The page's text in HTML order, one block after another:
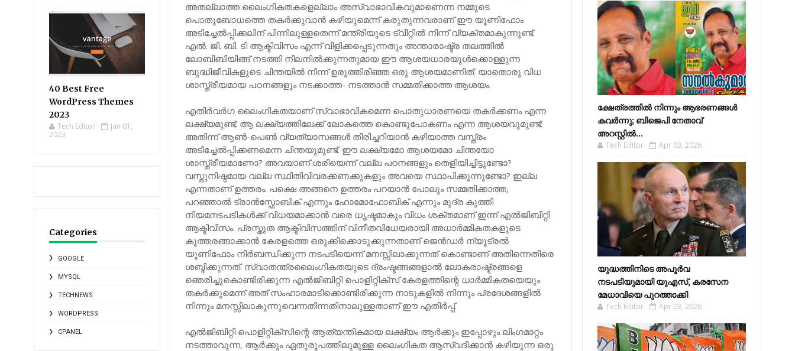
40 Best Free
WordPress Themes
2023
Tech Editor
Jan 01,
2023
Categories
GOOGLE
MYSQL
TECHNEWS
WORDPRESS
CPANEL
അതല്ലാത്ത ലൈംഗികതകളെല്ലാം അസ്വാഭാവികവുമാണെന്ന നമ്മുടെ
പൊതുബോധത്തെ തകര്‍ക്കുവാന്‍ കഴിയുമെന്ന് കരുതുന്നവരാണ് ഈ യൂണിഫോം
അടിച്ചേല്‍പ്പിക്കലിന് പിന്നിലുള്ളതെന്ന് മന്ത്രിയുടെ ട്വീറ്റില്‍ നിന്ന് വ്യക്തമാകുന്നുണ്ട്.
എല്‍. ജി. ബി. ടി ആക്ടിവിസം എന്ന് വിളിക്കപ്പെടുന്നതും അന്താരാഷ്ട്ര തലത്തില്‍
ലോബിബിയിങ്ങ് നടത്തി നിലനില്‍ക്കുന്നതുമായ ഈ ആശയധാരയുള്‍ക്കൊള്ളുന്ന
ബുദ്ധിജീവികളുടെ ചിന്തയില്‍ നിന്ന് ഉരുത്തിരിഞ്ഞ ഒരു ആശയമാണിത്. യാതൊരു വിധ
ശാസ്ത്രീയമായ പഠനങ്ങളും നടക്കാത്ത- നടത്താന്‍ സമ്മതിക്കാത്ത ആശയം.
എതിര്‍വര്‍ഗ ലൈംഗികതയാണ് സ്വാഭാവികമെന്ന പൊതുധാരണയെ തകര്‍ക്കണം എന്ന
ലക്ഷ്യമുണ്ട്; ആ ലക്ഷ്യത്തിലേക്ക് ലോകത്തെ കൊണ്ടുപോകണം എന്ന ആശയവുമുണ്ട്;
അതിന്ന് ആണ്‍-പെണ്‍ വ്യത്യാസങ്ങള്‍ തിരിച്ചറിയാന്‍ കഴിയാത്ത വസ്ത്രം
അടിച്ചേല്‍പ്പിക്കണമെന്ന ചിന്തയുമുണ്ട്. ഈ ലക്ഷ്യമോ ആശയമോ ചിന്തയോ
ശാസ്ത്രീയമാണോ? അവയാണ് ശരിയെന്ന് വല്ല പഠനങ്ങളും തെളിയിച്ചിട്ടുണ്ടോ?
വസ്തുനിഷ്ഠമായ വല്ല സ്ഥിതിവിവരക്കണക്കുകളും അവയെ സ്ഥാപിക്കുന്നുണ്ടോ? ഇല്ല
എന്നതാണ് ഉത്തരം. പക്ഷെ അങ്ങനെ ഉത്തരം പറയാന്‍ പോലും സമ്മതിക്കാത്ത,
പറഞ്ഞാല്‍ ട്രാന്‍സ്ഫോബിക് എന്നും ഹോമോഫോബിക് എന്നും മുദ്ര കുത്തി
നിയമനടപടികള്‍ക്ക് വിധയമാക്കാന്‍ വരെ ധൃഷ്ടമാകും വിധം ശക്തമാണ് ഇന്ന് എല്‍ജിബിറ്റി
ആക്ടിവിസം. പ്രസ്തുത ആക്ടിവിസത്തിന് വിനീതവിധേയരായി അധാര്‍മ്മികതകളുടെ
കൂത്തരങ്ങാക്കാന്‍ കേരളത്തെ ഒരുക്കിക്കൊടുക്കുന്നതാണ് ജെന്‍ഡര്‍ ന്യൂട്രല്‍
യൂണിഫോം നിര്‍ബന്ധിക്കുന്ന നടപടിയെന്ന് മനസ്സിലാക്കുന്നത് കൊണ്ടാണ് അതിന്നെതിരെ
ശബ്ദിക്കുന്നത്. സ്വാതന്ത്രലൈംഗികതയുടെ ദ്രംഷ്ടങ്ങങ്ങളാല്‍ ലോകരാഷ്ട്രങ്ങളെ
ഞെരിച്ചുകൊണ്ടിരിക്കുന്ന എല്‍ജിബിറ്റി പൊളിറ്റിക്‌സ് കേരളത്തിന്റെ ധാര്‍മ്മികതയെയും
തകര്‍ക്കുമെന്ന് അത് സംഹാരമാടിക്കൊണ്ടിരിക്കുന്ന നാടുകളില്‍ നിന്നും പ്രദേശങ്ങളില്‍
നിന്നും മനസ്സിലാകുന്നുവെന്നതിന്നതിനാലുള്ളതാണ് ഈ എതിര്‍പ്പ്.
എല്‍ജിബിറ്റി പൊളിറ്റിക്‌സിന്റെ ആത്യന്തികമായ ലക്ഷ്യം ആര്‍ക്കും ഇപ്പോഴും ലിംഗമാറ്റം
നടത്താവുന്ന, ആര്‍ക്കും ഏതുരൂപത്തിലുമുള്ള ലൈംഗികത ആസ്വദിക്കാന്‍ കഴിയുന്ന ഒരു
ക്ഷേത്രത്തിൽ നിന്നും ആഭരണങ്ങൾ
കവർന്നു; ബിജെപി നേതാവ്
അറസ്റ്റിൽ...
Tech Editor Apr 03, 2026
യുദ്ധത്തിനിടെ അപൂർവ
നടപടിയുമായി യുഎസ്, കരസേന
മേധാവിയെ പുറത്താക്കി
Tech Editor Apr 03, 2026